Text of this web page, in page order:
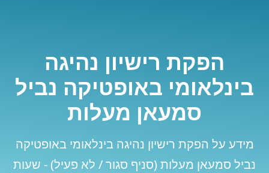
הפקת רישיון נהיגה
בינלאומי באופטיקה נביל
סמעאן מעלות
מידע על הפקת רישיון נהיגה בינלאומי באופטיקה
נביל סמעאן מעלות (סניף סגור / לא פעיל) - שעות